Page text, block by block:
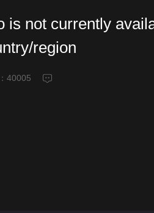
is not currently
region
40005